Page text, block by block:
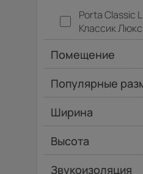
Porta Classic
Классик Люкс
Помещение
Ванная и
Дача
Кладовка
Коридор
Кухня
Офис
Спальня
Популярные
600х2000
Ширина
Ширина 40 см
Высота
Высота 180 см
Звукоизоляция